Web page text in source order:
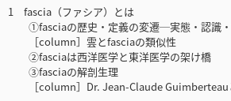
1 fascia（ファシア）とは
①fasciaの歴史・定義の変遷─実態・認識・
［column］雲とfasciaの類似性
②fasciaは西洋医学と東洋医学の架け橋
③fasciaの解剖生理
［column］Dr. Jean-Claude Guimberteau